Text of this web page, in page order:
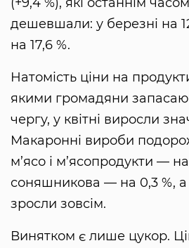
дешевшали: у березні на
на 17,6 %.
Натомість ціни на
якими громадяни
чергу, у квітні виросли
Макаронні вироби
м’ясо і м’ясопродукти —
соняшникова — на 0,3 %,
зросли зовсім.
Винятком є лише цукор.